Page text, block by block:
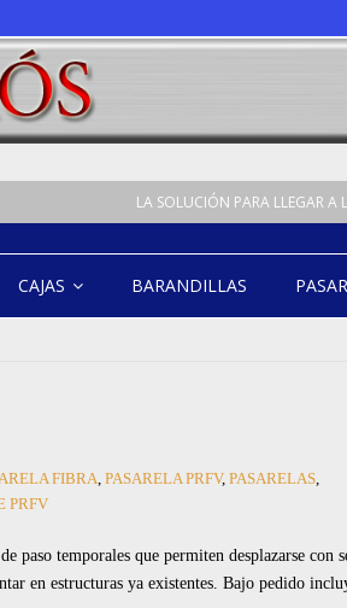
LA SOLUCIÓN PARA LLEGAR A
CAJAS BARANDILLAS
FIBRA, PASARELA PRFV, PASARELAS,
PRFV
temporales que permiten desplazarse con
en estructuras ya existentes. Bajo pedido